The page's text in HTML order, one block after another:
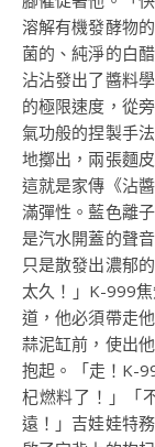
溶解有機發酵物
菌的、純淨的白
沾沾發出了醬料
的極限速度，從
氣功般的捏製手
地擲出，兩張麵
這就是家傳《沾
滿彈性。藍色離
是汽水開蓋的聲
只是散發出濃郁
太久！」K-999
道，他必須帶走
蒜泥缸前，使出
抱起。「走！K-
杞燃料了！」「
遠！」吉娃娃特